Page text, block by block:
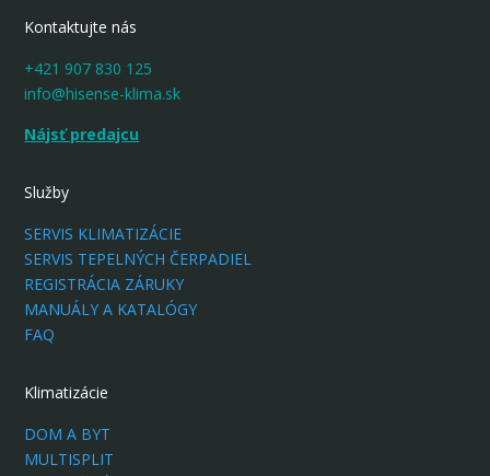
Kontaktujte nás
+421 907 830 125
info@hisense-klima.sk
Nájsť predajcu
Služby
SERVIS KLIMATIZÁCIE
SERVIS TEPELNÝCH ČERPADIEL
REGISTRÁCIA ZÁRUKY
MANUÁLY A KATALÓGY
FAQ
Klimatizácie
DOM A BYT
MULTISPLIT